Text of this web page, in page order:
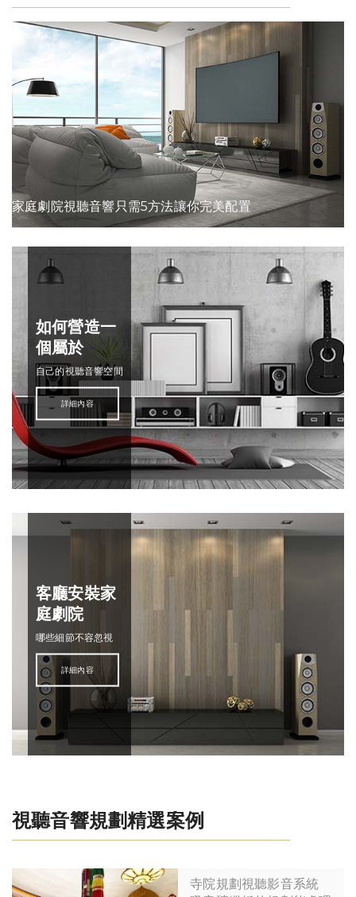
家庭劇院視聽音響只需5方法讓你完美配置
如何營造一
個屬於
自己的視聽音響空間
詳細內容
客廳安裝家
庭劇院
哪些細節不容忽視
詳細內容
視聽音響規劃精選案例
寺院規劃視聽影音系統